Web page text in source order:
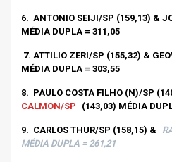
6. ANTONIO SEIJI/SP (159,13) &
MÉDIA DUPLA = 311,05
7. ATTILIO ZERI/SP (155,32) &
MÉDIA DUPLA = 303,55
8. PAULO COSTA FILHO (N)/SP
CALMON/SP
(143,03) MÉDIA
9. CARLOS THUR/SP (158,15) &
MÉDIA DUPLA = 261,21